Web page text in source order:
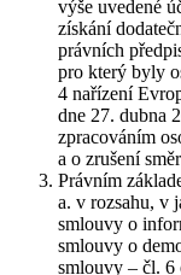
výše uvedené
získání
právních
pro který byly
4 nařízení
dne 27. dubna
zpracováním
a o zrušení
Právním
a. v rozsahu, v
smlouvy o
smlouvy o
smlouvy – čl. 6